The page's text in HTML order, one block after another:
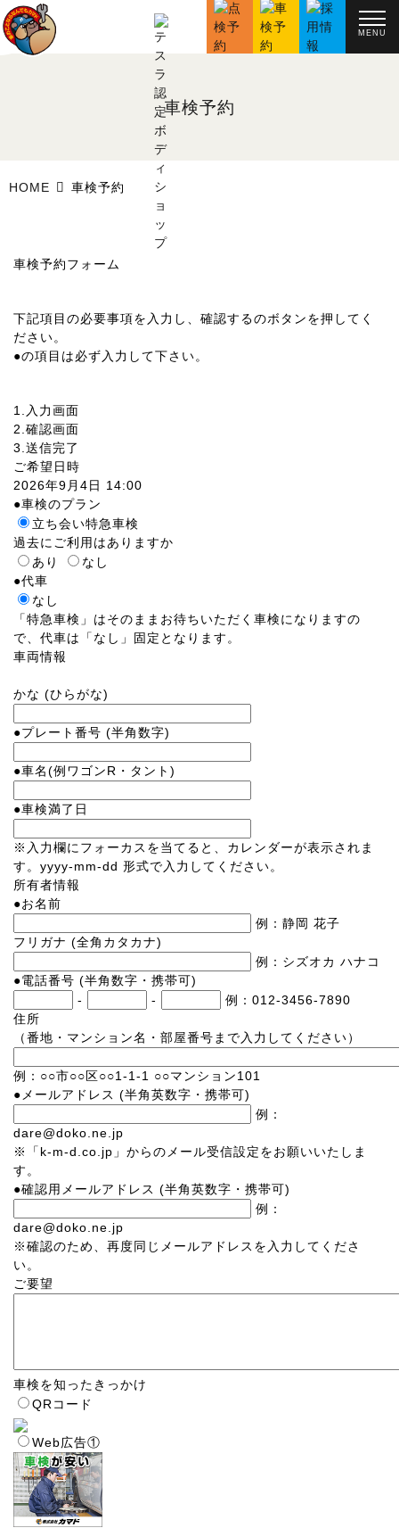
MENU
車検予約
HOME 車検予約
車検予約フォーム
下記項目の必要事項を入力し、 確認するのボタンを押してく
ださい。
●の項目は必ず入力して下さい。
1.入力画面
2.確認画面
3.送信完了
ご希望日時
2026年9月4日 14:00
●車検のプラン
立ち会い特急車検
過去にご利用はありますか
あり
なし
●代車
なし
「特急車検」はそのままお待ちいただく車検になりますの
で、代車は「なし」固定となります。
車両情報
かな (ひらがな)
●プレート番号 (半角数字)
●車名(例ワゴンR・タント)
●車検満了日
※入力欄にフォーカスを当てると、カレンダーが表示されま
す。yyyy-mm-dd 形式で入力してください。
所有者情報
●お名前
例：静岡 花子
フリガナ (全角カタカナ)
例：シズオカ ハナコ
●電話番号 (半角数字・携帯可)
-
-
例：012-3456-7890
住所
（番地・マンション名・部屋番号まで入力してください）
例：○○市○○区○○1-1-1 ○○マンション101
● メールアドレス (半角英数字・携帯可)
例：
dare@doko.ne.jp
※「k-m-d.co.jp」からのメール受信設定をお願いいたしま
す。
●確認用メールアドレス (半角英数字・携帯可)
例：
dare@doko.ne.jp
※確認のため、再度同じメールアドレスを入力してくださ
い。
ご要望
車検を知ったきっかけ
QRコード
Web広告①